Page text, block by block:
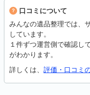
口コミについて
みんなの遺品整理では、
しています。
１件ずつ運営側で確認し
がわかります。
詳しくは、 評価・口コミ